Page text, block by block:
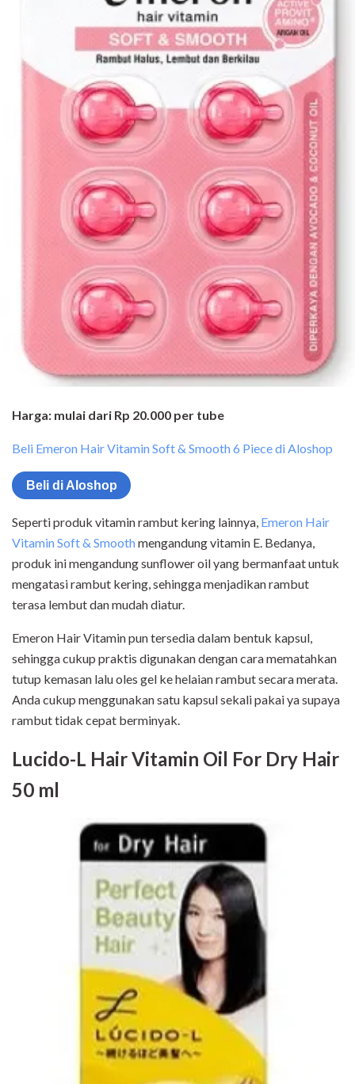
Harga: mulai dari Rp 20.000 per tube
Beli Emeron Hair Vitamin Soft & Smooth 6 Piece di Aloshop
Beli di Aloshop
Seperti produk vitamin rambut kering lainnya, Emeron Hair
Vitamin Soft & Smoothmengandung vitamin E. Bedanya,
produk ini mengandung sunflower oil yang bermanfaat untuk
mengatasi rambut kering, sehingga menjadikan rambut
terasa lembut dan mudah diatur.
Emeron Hair Vitamin pun tersedia dalam bentuk kapsul,
sehingga cukup praktis digunakan dengan cara mematahkan
tutup kemasan lalu oles gel ke helaian rambut secara merata.
Anda cukup menggunakan satu kapsul sekali pakai ya supaya
rambut tidak cepat berminyak.
Lucido-L Hair Vitamin Oil For Dry Hair
50 ml